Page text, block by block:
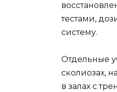
тестами,
систему.
Отдельные
сколиозах,
в залах с